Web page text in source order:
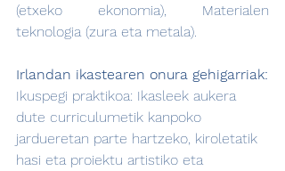
(etxeko ekonomia), Materialen
teknologia (zura eta metala).
Irlandan ikastearen onura gehigarriak:
Ikuspegi praktikoa: Ikasleek aukera
dute curriculumetik kanpoko
jardueretan parte hartzeko, kiroletatik
hasi eta proiektu artistiko eta